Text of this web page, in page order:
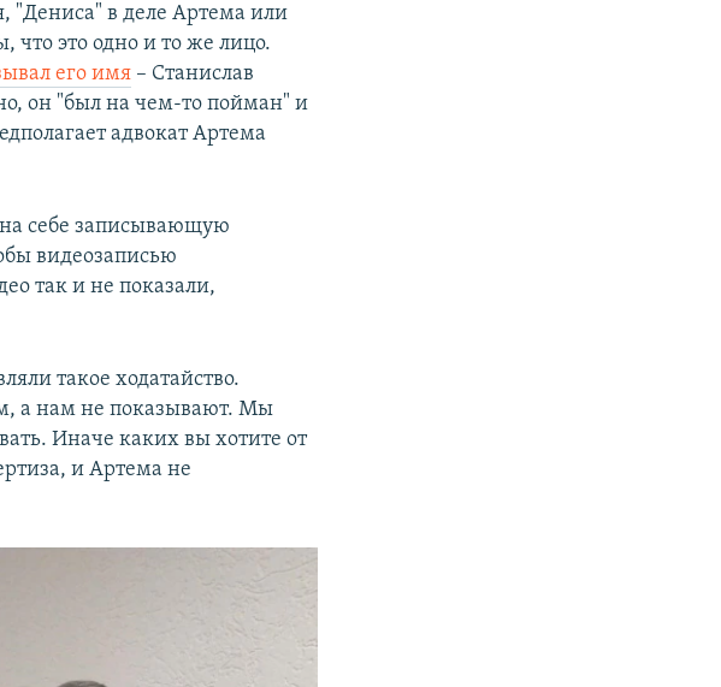
"Дениса" в деле Артема или
это одно и то же лицо.
его имя – Станислав
он "был на чем-то пойман" и
адвокат Артема
себе записывающую
видеозаписью
так и не показали,
такое ходатайство.
а нам не показывают. Мы
Иначе каких вы хотите от
и Артема не